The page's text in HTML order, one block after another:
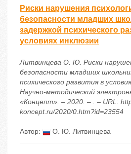
Риски нарушения
безопасности младших
задержкой психического
условиях инклюзии
Литвинцева О. Ю. Риски
безопасности младших
психического развития в
Научно-методический
«Концепт». – 2020. – . – URL:
koncept.ru/2020/0.htm?id=23554
Автор: О. Ю. Литвинцева